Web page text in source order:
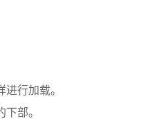
行加载。
部。